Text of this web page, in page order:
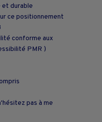
durable
ce positionnement
conforme aux
PMR )
pas à me